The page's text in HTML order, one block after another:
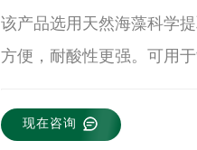
该产品选用天然海藻科学
方便，耐酸性更强。 可用
现在咨询